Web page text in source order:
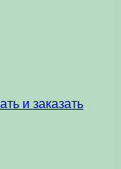
и заказать